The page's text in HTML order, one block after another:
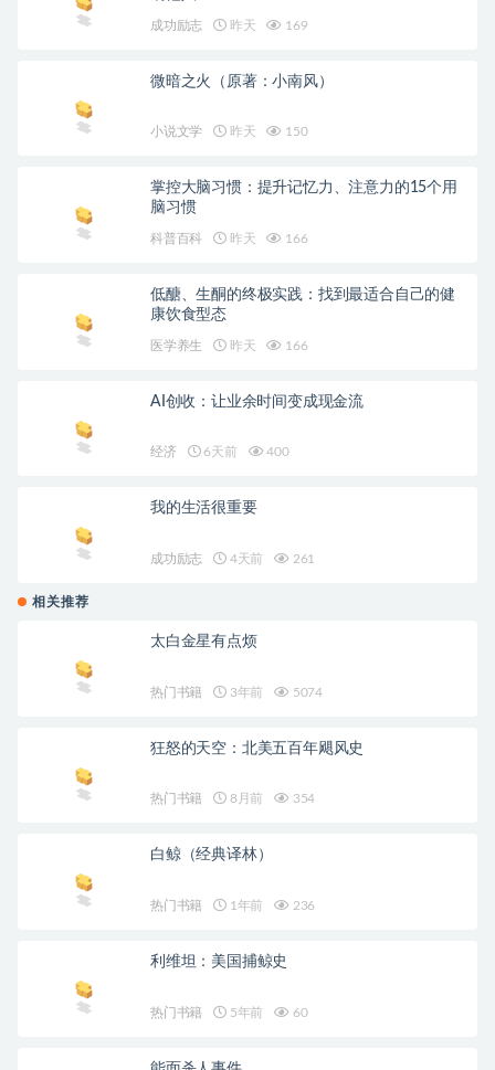
成功励志 昨天 169
微暗之火（原著：小南风）
小说文学 昨天 150
掌控大脑习惯：提升记忆力、注意力的15个用
脑习惯
科普百科 昨天 166
低醣、生酮的终极实践：找到最适合自己的健
康饮食型态
医学养生 昨天 166
AI创收：让业余时间变成现金流
经济 6天前 400
我的生活很重要
成功励志 4天前 261
相关推荐
太白金星有点烦
热门书籍 3年前 5074
狂怒的天空：北美五百年飓风史
热门书籍 8月前 354
白鲸（经典译林）
热门书籍 1年前 236
利维坦：美国捕鲸史
热门书籍 5年前 60